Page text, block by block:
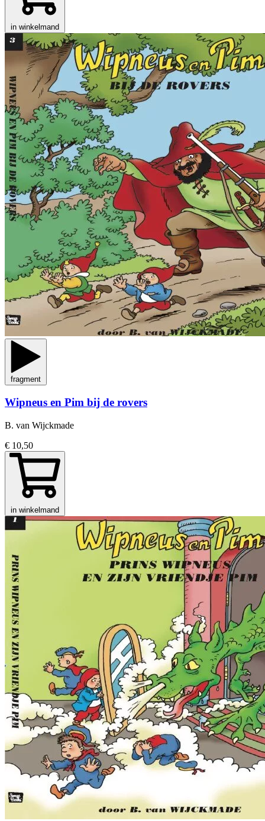
in winkelmand
fragment
Wipneus en Pim bij de rovers
B. van Wijckmade
€ 10,50
in winkelmand